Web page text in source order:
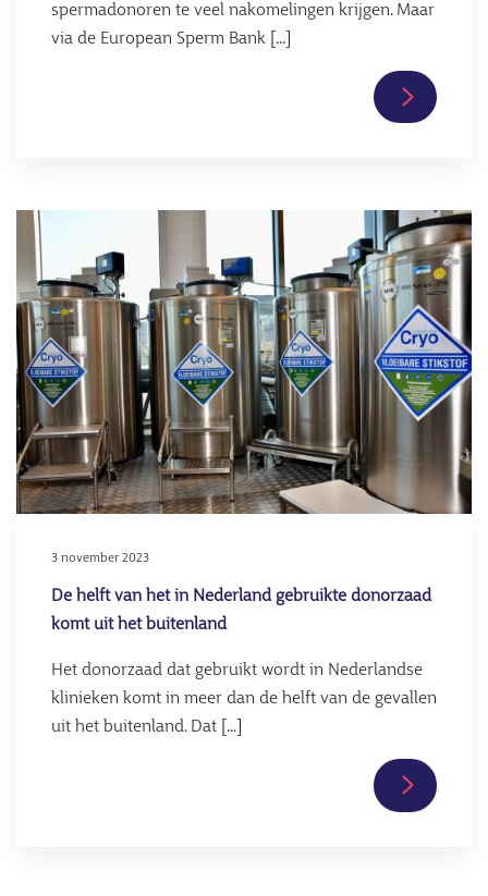
spermadonoren te veel nakomelingen krijgen. Maar
via de European Sperm Bank [...]
Lees
tegen
via
De helft van het in Nederland gebruikte donorzaad
komt uit het buitenland
3 november 2023
Het donorzaad dat gebruikt wordt in Nederlandse
klinieken komt in meer dan de helft van de gevallen
uit het buitenland. Dat [...]
Lees
Afbeelding